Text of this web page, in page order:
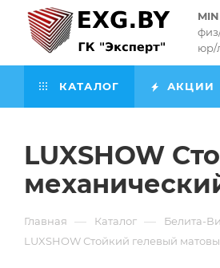
юр/
КАТАЛОГ АКЦИИ
LUXSHOW
Главная — Каталог — Белита-
LUXSHOW Стойкий гелевый